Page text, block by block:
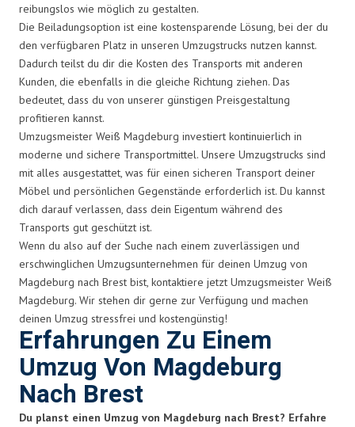
reibungslos wie möglich zu gestalten.
Die Beiladungsoption ist eine kostensparende Lösung, bei der du
den verfügbaren Platz in unseren Umzugstrucks nutzen kannst.
Dadurch teilst du dir die Kosten des Transports mit anderen
Kunden, die ebenfalls in die gleiche Richtung ziehen. Das
bedeutet, dass du von unserer günstigen Preisgestaltung
profitieren kannst.
Umzugsmeister Weiß Magdeburg investiert kontinuierlich in
moderne und sichere Transportmittel. Unsere Umzugstrucks sind
mit alles ausgestattet, was für einen sicheren Transport deiner
Möbel und persönlichen Gegenstände erforderlich ist. Du kannst
dich darauf verlassen, dass dein Eigentum während des
Transports gut geschützt ist.
Wenn du also auf der Suche nach einem zuverlässigen und
erschwinglichen Umzugsunternehmen für deinen Umzug von
Magdeburg nach Brest bist, kontaktiere jetzt Umzugsmeister Weiß
Magdeburg. Wir stehen dir gerne zur Verfügung und machen
deinen Umzug stressfrei und kostengünstig!
Erfahrungen Zu Einem
Umzug Von Magdeburg
Nach Brest
Du planst einen Umzug von Magdeburg nach Brest? Erfahre